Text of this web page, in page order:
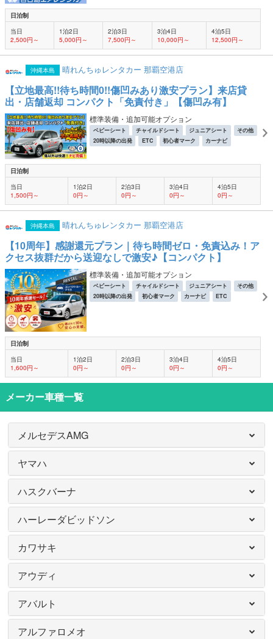
日泊制
当日
2,500円～
1泊2日
5,000円～
2泊3日
7,500円～
3泊4日
10,000円～
4泊5日
12,500円～
沖縄本島 晴れんちゅレンタカー 那覇空港店
【立地最高!!待ち時間0!!傷凹みあり激安プラン】来店貸
出・店舗返却 コンパクト「免責付き」【傷凹み有】
標準装備・追加可能オプション
ベビーシート チャイルドシート ジュニアシート
その他
20時以降の出発
ETC 初心者マーク カーナビ
日泊制
当日
1,500円～
1泊2日
0円～
2泊3日
0円～
3泊4日
0円～
4泊5日
0円～
沖縄本島 晴れんちゅレンタカー 那覇空港店
【10周年】感謝還元プラン｜待ち時間ゼロ・免責込み！ア
クセス抜群だから送迎なしで激安♪【コンパクト】
標準装備・追加可能オプション
ベビーシート チャイルドシート ジュニアシート
その他
20時以降の出発
初心者マーク カーナビ ETC
日泊制
当日
1,600円～
1泊2日
0円～
2泊3日
0円～
3泊4日
0円～
4泊5日
0円～
メーカー車種一覧
メルセデスAMG
ヤマハ
ハスクバーナ
ハーレーダビッドソン
カワサキ
アウディ
アバルト
アルファロメオ